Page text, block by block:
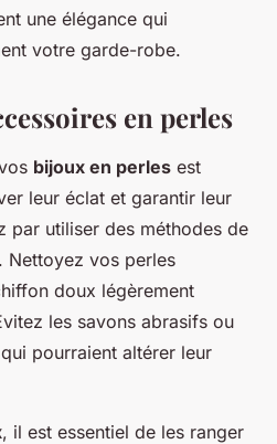
une élégance qui
votre garde-robe.
en perles
bijoux en perles est
leur éclat et garantir leur
par utiliser des méthodes de
Nettoyez vos perles
doux légèrement
les savons abrasifs ou
pourraient altérer leur
, il est essentiel de les ranger